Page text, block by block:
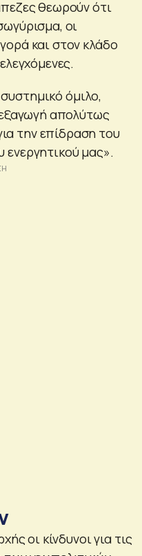
θεωρούν ότι
οι
και στον κλάδο
όμιλο,
εξαγωγή απολύτως
την επίδραση του
μας».
οι κίνδυνοι για τις